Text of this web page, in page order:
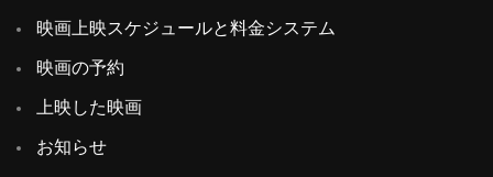
映画上映スケジュールと料金システム
映画の予約
上映した映画
お知らせ